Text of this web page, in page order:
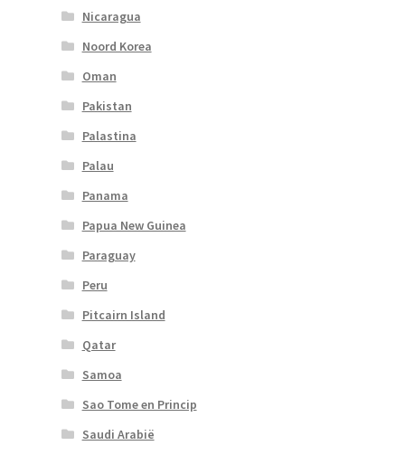
Nicaragua
Noord Korea
Oman
Pakistan
Palastina
Palau
Panama
Papua New Guinea
Paraguay
Peru
Pitcairn Island
Qatar
Samoa
Sao Tome en Princip
Saudi Arabië